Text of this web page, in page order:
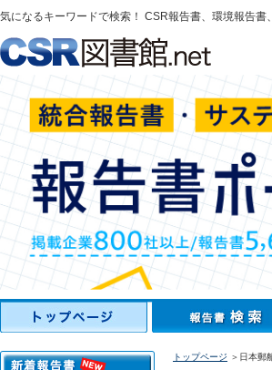
気になるキーワードで検索！ CSR報告書、環境報告書
トップページ ＞日本郵